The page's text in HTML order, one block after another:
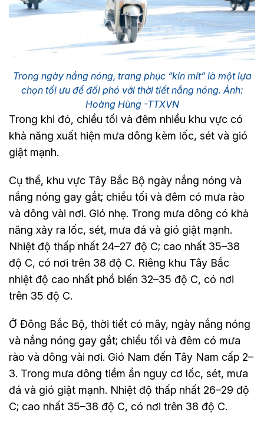
Trong ngày nắng nóng, trang phục “kín mít” là một lựa
chọn tối ưu để đối phó với thời tiết nắng nóng. Ảnh:
Hoàng Hùng -TTXVN
Trong khi đó, chiều tối và đêm nhiều khu vực có
khả năng xuất hiện mưa dông kèm lốc, sét và gió
giật mạnh.
Cụ thể, khu vực Tây Bắc Bộ ngày nắng nóng và
nắng nóng gay gắt; chiều tối và đêm có mưa rào
và dông vài nơi. Gió nhẹ. Trong mưa dông có khả
năng xảy ra lốc, sét, mưa đá và gió giật mạnh.
Nhiệt độ thấp nhất 24–27 độ C; cao nhất 35–38
độ C, có nơi trên 38 độ C. Riêng khu Tây Bắc
nhiệt độ cao nhất phổ biến 32–35 độ C, có nơi
trên 35 độ C.
Ở Đông Bắc Bộ, thời tiết có mây, ngày nắng nóng
và nắng nóng gay gắt; chiều tối và đêm có mưa
rào và dông vài nơi. Gió Nam đến Tây Nam cấp 2–
3. Trong mưa dông tiềm ẩn nguy cơ lốc, sét, mưa
đá và gió giật mạnh. Nhiệt độ thấp nhất 26–29 độ
C; cao nhất 35–38 độ C, có nơi trên 38 độ C.